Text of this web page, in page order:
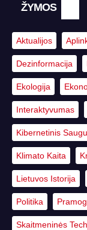
ŽYMOS
Aktualijos
Dezinformacija
Ekologija
Interaktyvumas
Kibernetinis
Klimato Kaita
Lietuvos Istorija
Politika
Skaitmeninės